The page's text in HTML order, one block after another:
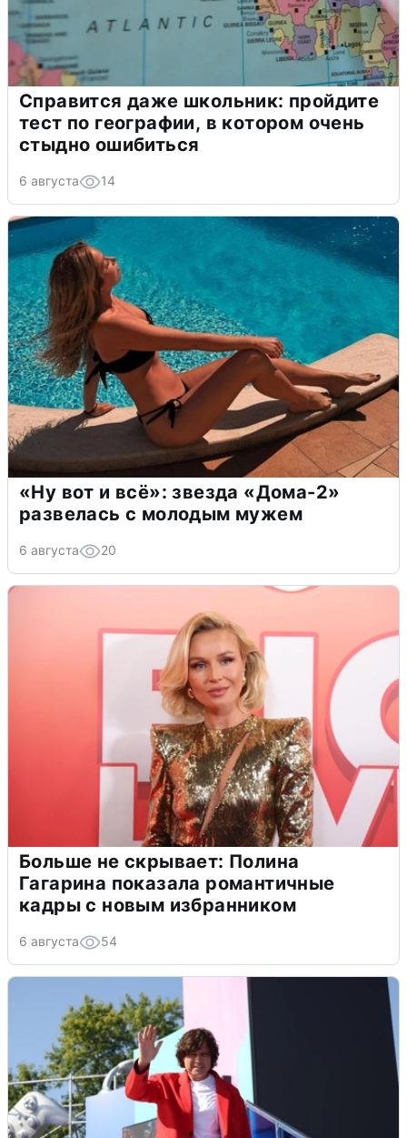
Справится даже школьник: пройдите
тест по географии, в котором очень
стыдно ошибиться
6 августа 14
«Ну вот и всё»: звезда «Дома-2»
развелась с молодым мужем
6 августа 20
Больше не скрывает: Полина
Гагарина показала романтичные
кадры с новым избранником
6 августа 54